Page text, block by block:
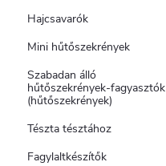
Hajcsavarók
Mini hűtőszekrények
Szabadan álló
hűtőszekrények-fagyasztók
(hűtőszekrények)
Tészta tésztához
Fagylaltkészítők